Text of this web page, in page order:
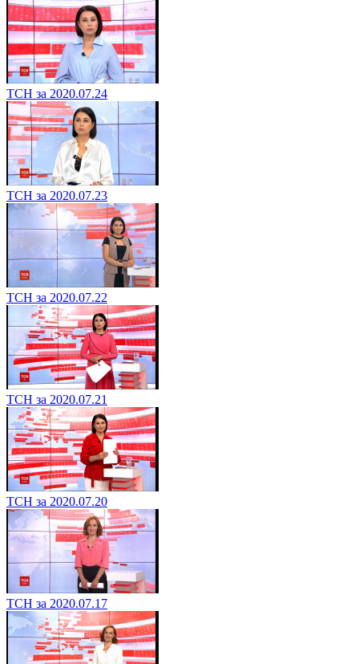
ТСН за 2020.07.24
ТСН за 2020.07.23
ТСН за 2020.07.22
ТСН за 2020.07.21
ТСН за 2020.07.20
ТСН за 2020.07.17